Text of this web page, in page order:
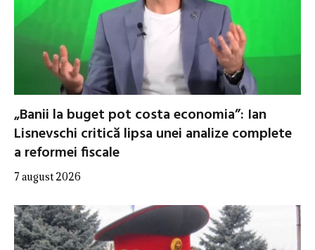
„Banii la buget pot costa economia”: Ian
Lisnevschi critică lipsa unei analize complete
a reformei fiscale
7 august 2026